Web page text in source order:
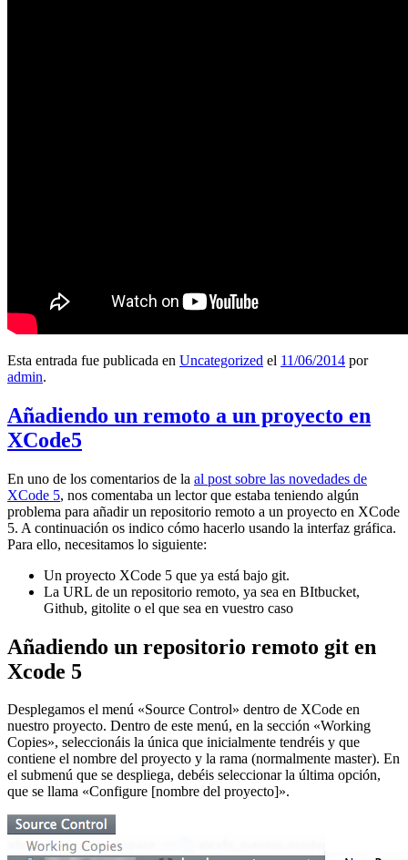
Esta entrada fue publicada en Uncategorized el 11/06/2014 por
admin.
Añadiendo un remoto a un proyecto en
XCode5
En uno de los comentarios de la al post sobre las novedades de
XCode 5, nos comentaba un lector que estaba teniendo algún
problema para añadir un repositorio remoto a un proyecto en XCode
5. A continuación os indico cómo hacerlo usando la interfaz gráfica.
Para ello, necesitamos lo siguiente:
Un proyecto XCode 5 que ya está bajo git.
La URL de un repositorio remoto, ya sea en BItbucket,
Github, gitolite o el que sea en vuestro caso
Añadiendo un repositorio remoto git en
Xcode 5
Desplegamos el menú «Source Control» dentro de XCode en
nuestro proyecto. Dentro de este menú, en la sección «Working
Copies», seleccionáis la única que inicialmente tendréis y que
contiene el nombre del proyecto y la rama (normalmente master). En
el submenú que se despliega, debéis seleccionar la última opción,
que se llama «Configure [nombre del proyecto]».